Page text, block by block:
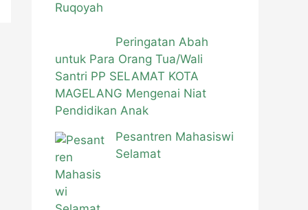
Peringatan Abah
untuk Para Orang Tua/Wali
Santri PP SELAMAT KOTA
MAGELANG Mengenai Niat
Pendidikan Anak
Pesantren Mahasiswi
Selamat